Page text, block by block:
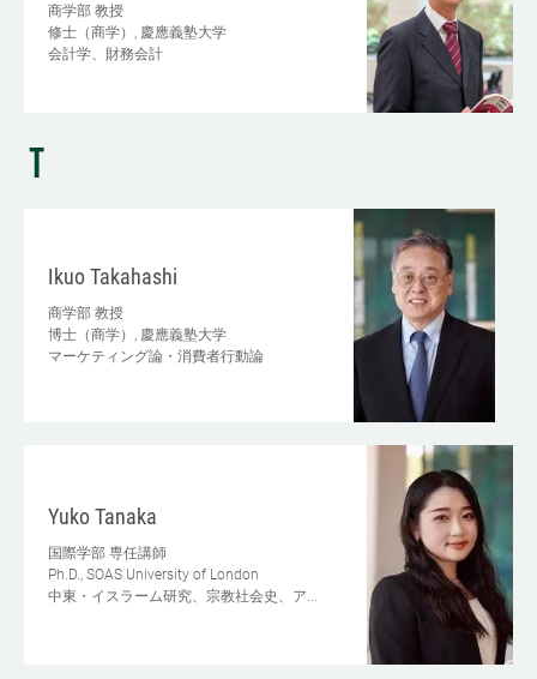
商学部 教授
修士（商学）, 慶應義塾大学
会計学、財務会計
T
Ikuo Takahashi
商学部 教授
博士（商学）, 慶應義塾大学
マーケティング論・消費者行動論
Yuko Tanaka
国際学部 専任講師
Ph.D., SOAS University of London
中東・イスラーム研究、宗教社会史、ア...